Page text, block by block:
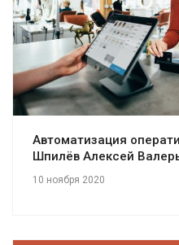
Смотреть
Автоматизация
Шпилёв Алексей
10 ноября 2020